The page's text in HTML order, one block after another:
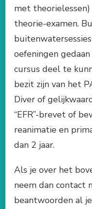
met
theorie-examen.
oefeningen
cursus deel te
bezit zijn van het
Diver of
“EFR”-brevet of
reanimatie en
dan 2 jaar.
Als je over het
neem dan contact
beantwoorden al